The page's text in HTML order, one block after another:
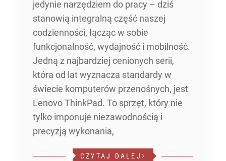
jedynie narzędziem do pracy – dziś
stanowią integralną część naszej
codzienności, łącząc w sobie
funkcjonalność, wydajność i mobilność.
Jedną z najbardziej cenionych serii,
która od lat wyznacza standardy w
świecie komputerów przenośnych, jest
Lenovo ThinkPad. To sprzęt, który nie
tylko imponuje niezawodnością i
precyzją wykonania,
CZYTAJ DALEJ